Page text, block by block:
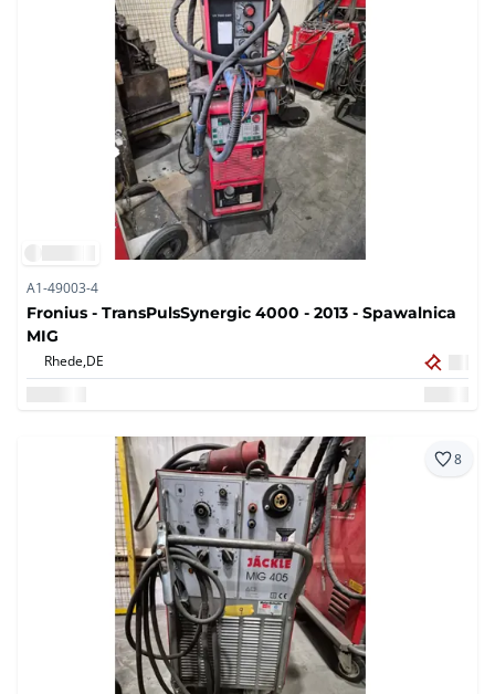
A1-49003-4
Fronius - TransPulsSynergic 4000 - 2013 - Spawalnica
MIG
Rhede,DE
8